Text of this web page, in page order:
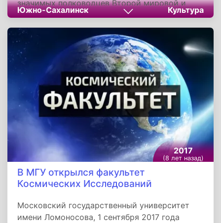
значимых полководцев Второй мировой и
Великой Отечественной войн, автору
операции по освобождению Южного Сахалина
и Курильских островов Александру
Василевскому. Мероприятие прошло в
преддверии 70-летия окончания войны на
Дальнем Востоке и освобождения Южного
Сахалина и Курил от японских милитаристов.
Южно-Сахалинск Культура
2017
(8 лет назад)
В МГУ открылся факультет
Космических Исследований
Московский государственный университет
имени Ломоносова, 1 сентября 2017 года